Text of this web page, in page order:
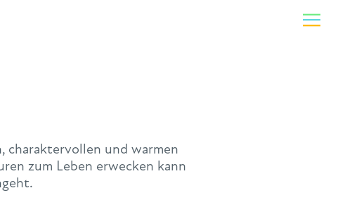
charaktervollen und warmen
zum Leben erwecken kann